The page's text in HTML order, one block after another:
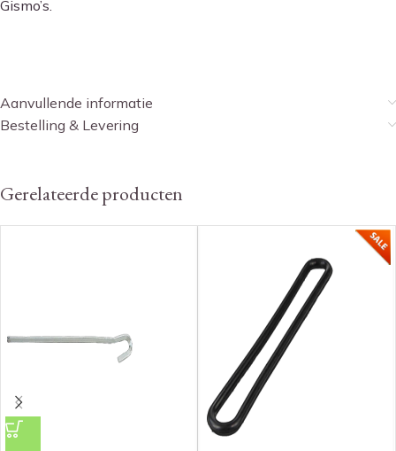
Gismo’s.
Aanvullende informatie
Bestelling & Levering
Gerelateerde producten